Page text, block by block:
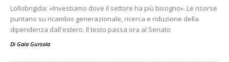
Lollobrigida: «Investiamo dove il settore ha più bisogno». Le risorse
puntano su ricambio generazionale, ricerca e riduzione della
dipendenza dall'estero. Il testo passa ora al Senato
Di Gaia Gursola